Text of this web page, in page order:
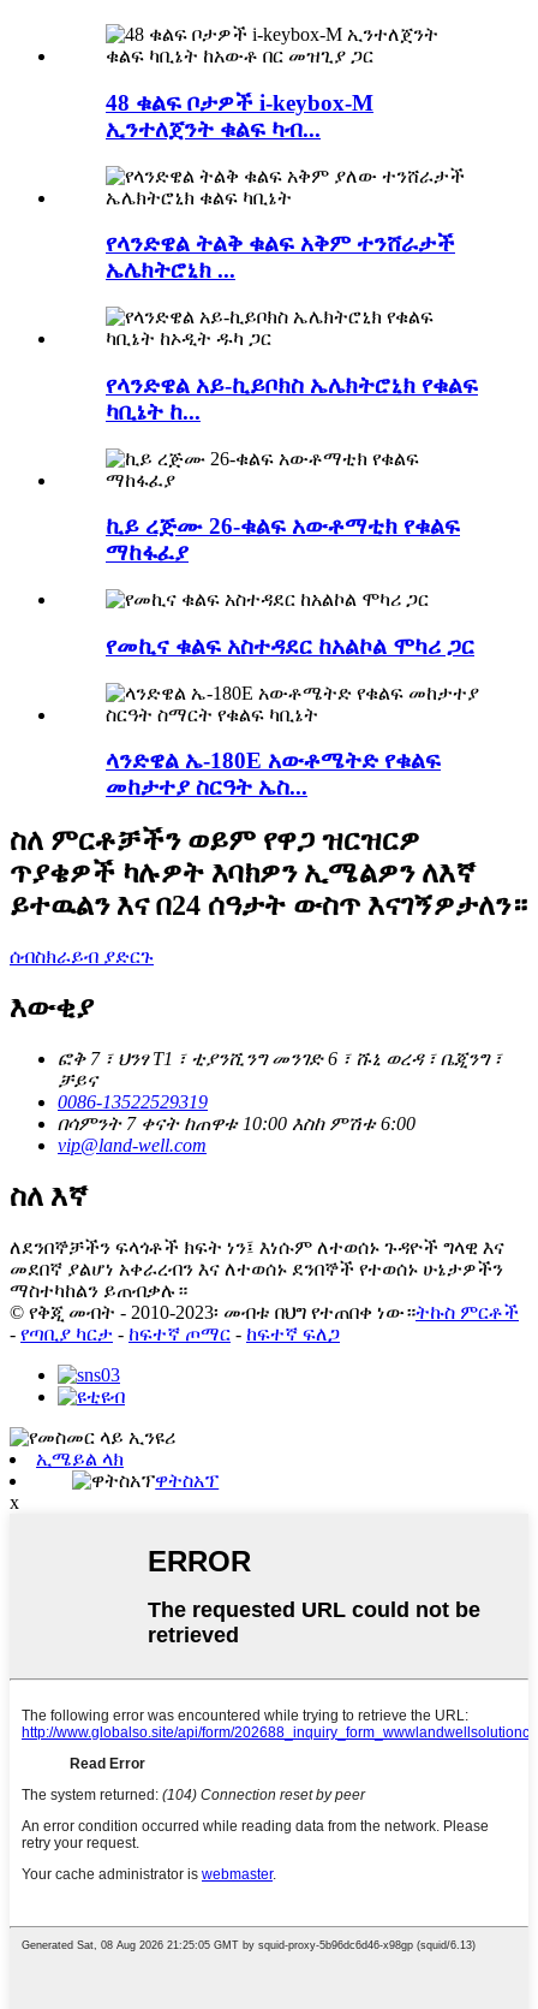
48 ቁልፍ ቦታዎች i-keybox-M
ኢንተለጀንት ቁልፍ ካብ...
የላንድዌል ትልቅ ቁልፍ አቅም ተንሸራታች
ኤሌክትሮኒክ ...
የላንድዌል አይ-ኪይቦክስ ኤሌክትሮኒክ የቁልፍ
ካቢኔት ከ...
ኪይ ረጅሙ 26-ቁልፍ አውቶማቲክ የቁልፍ
ማከፋፈያ
የመኪና ቁልፍ አስተዳደር ከአልኮል ሞካሪ ጋር
ላንድዌል ኤ-180E አውቶሜትድ የቁልፍ
መከታተያ ስርዓት ኤስ...
ስለ ምርቶቻችን ወይም የዋጋ ዝርዝርዎ
ጥያቄዎች ካሉዎት እባክዎን ኢሜልዎን ለእኛ
ይተዉልን እና በ24 ሰዓታት ውስጥ እናገኝዎታለን።
ሰብስክራይብ ያድርጉ
እውቂያ
ፎቅ 7 ፣ ህንፃ T1 ፣ ቲያንሺንግ መንገድ 6 ፣ ሹኒ ወረዳ ፣ ቤጂንግ ፣
ቻይና
0086-13522529319
በሳምንት 7 ቀናት ከጠዋቱ 10:00 እስከ ምሽቱ 6:00
vip@land-well.com
ስለ እኛ
ለደንበኞቻችን ፍላጎቶች ክፍት ነን፤ እነሱም ለተወሰኑ ጉዳዮች ግላዊ እና
መደበኛ ያልሆነ አቀራረብን እና ለተወሰኑ ደንበኞች የተወሰኑ ሁኔታዎችን
ማስተካከልን ይጠብቃሉ።
© የቅጂ መብት - 2010-2023፡ መብቱ በህግ የተጠበቀ ነው።ትኩስ ምርቶች
- የጣቢያ ካርታ - ከፍተኛ ጦማር - ከፍተኛ ፍለጋ
ኢሜይል ላክ
ዋትስአፕ
x